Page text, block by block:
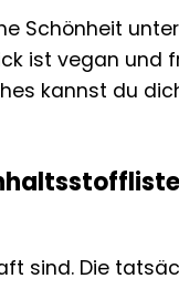
Schönheit
ist vegan und
kannst du
sind. Die